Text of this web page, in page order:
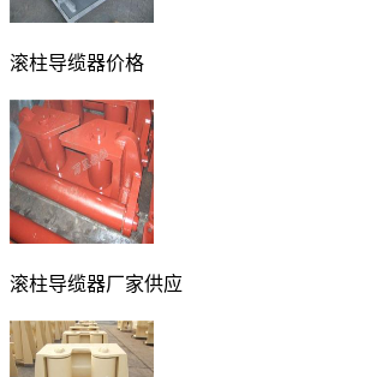
滚柱导缆器价格
滚柱导缆器厂家供应